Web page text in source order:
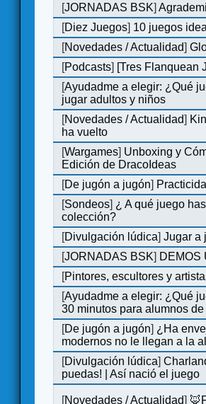
[JORNADAS BSK]
[Diez Juegos] 10 juegos
[Novedades / Actualidad]
[Podcasts] [Tres Flanquean
[Ayudadme a elegir: ¿Qué
jugar adultos y niños
[Novedades / Actualidad]
ha vuelto
[Wargames] Unboxing y
Edición de DracoIdeas
[De jugón a jugón]
[Sondeos] ¿ A qué juego
colección?
[Divulgación lúdica]Jugar a
[JORNADAS BSK] DEMOS
[Pintores, escultores y
[Ayudadme a elegir: ¿Qué
30 minutos para alumnos
[De jugón a jugón] ¿Ha
modernos no le llegan a la
[Divulgación lúdica]
puedas! | Así nació el juego
[Novedades / Actualidad]